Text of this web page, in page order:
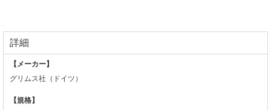
詳細
【メーカー】
グリムス社（ドイツ）
【規格】